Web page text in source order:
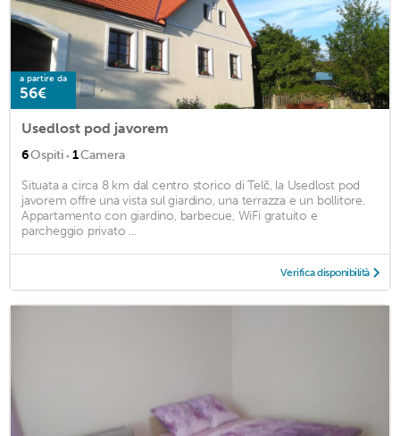
a partire da
56€
Usedlost pod javorem
6Ospiti · 1Camera
Situata a circa 8 km dal centro storico di Telč, la Usedlost pod
javorem offre una vista sul giardino, una terrazza e un bollitore.
Appartamento con giardino, barbecue, WiFi gratuito e
parcheggio privato ...
Verifica disponibilità